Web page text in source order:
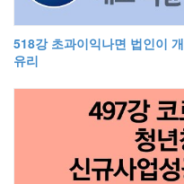
518강 초과이익나면 법인이
유리